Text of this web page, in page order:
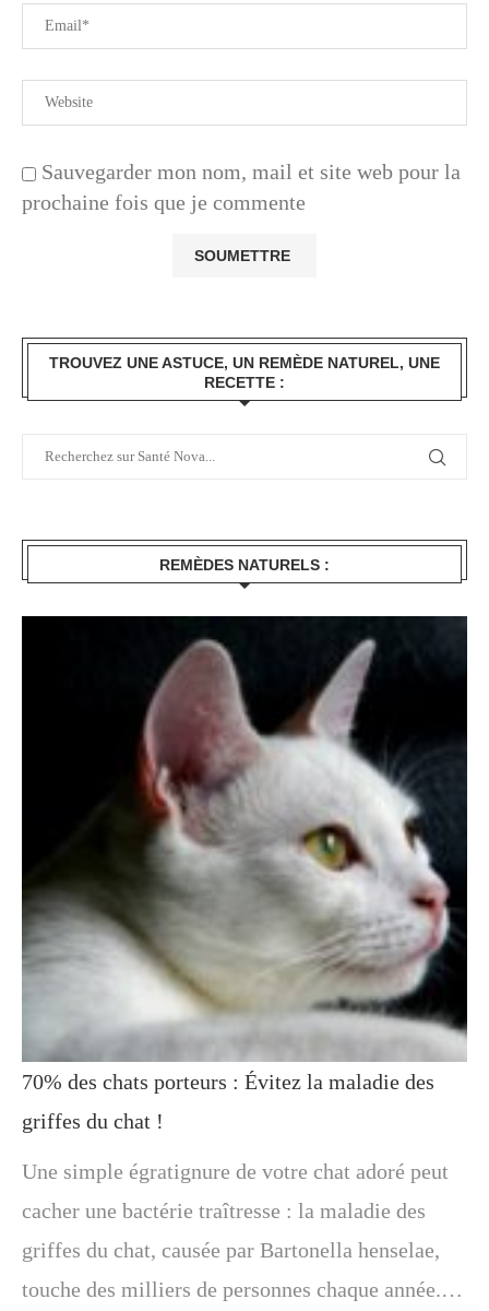
Sauvegarder mon nom, mail et site web pour la
prochaine fois que je commente
TROUVEZ UNE ASTUCE, UN REMÈDE NATUREL, UNE
RECETTE :
REMÈDES NATURELS :
70% des chats porteurs : Évitez la maladie des
griffes du chat !
Une simple égratignure de votre chat adoré peut
cacher une bactérie traîtresse : la maladie des
griffes du chat, causée par Bartonella henselae,
touche des milliers de personnes chaque année.…